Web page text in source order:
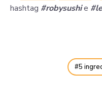
hashtag #robysushie
5